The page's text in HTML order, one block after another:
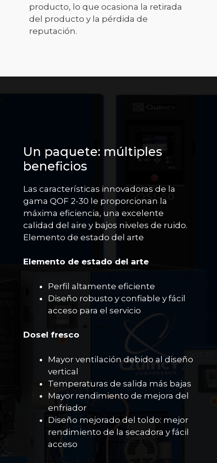
producto, lo que ocasiona la retirada
del producto y la pérdida de
reputación.
Un paquete: múltiples
beneficios
Las características innovadoras de la
gama QOF 2-30 le proporcionan la
máxima eficiencia, una excelente
calidad del aire y bajos niveles de ruido.
Elemento de estado del arte
Elemento de estado del arte
Perfil altamente eficiente
Diseño robusto y confiable y fácil
acceso para el servicio
Dosel fresco
Mayor ventilación debido al diseño
vertical
Temperaturas de salida más bajas
Mayor rendimiento de mejora del
enfriador
Diseño mejorado del toldo: mejor
rendimiento de la secadora y fácil
acceso